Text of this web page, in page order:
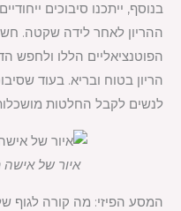
בנוסף, ייתכנו סיבוכים
ההריון לאחר לידה שקטה.
הפוטנציאליים הללו ולחפש
הריון בטוח ובריא. בעוד
לנשים לקבל החלטות
איור של
המסע הפיזי: מה קורה לגוף